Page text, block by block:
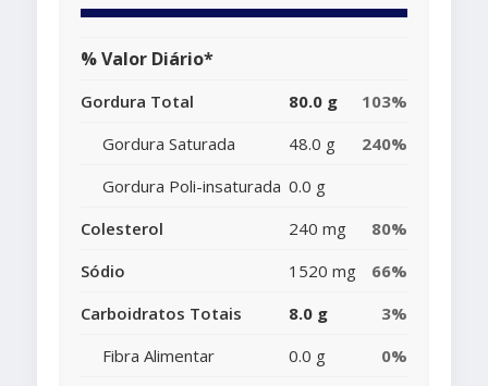
% Valor Diário*
Gordura Total 80.0 g
103%
Gordura Saturada
48.0 g
240%
Gordura Poli-insaturada 0.0 g
Colesterol
240 mg
80%
Sódio
1520 mg
66%
Carboidratos Totais
8.0 g
3%
Fibra Alimentar
0.0 g
0%